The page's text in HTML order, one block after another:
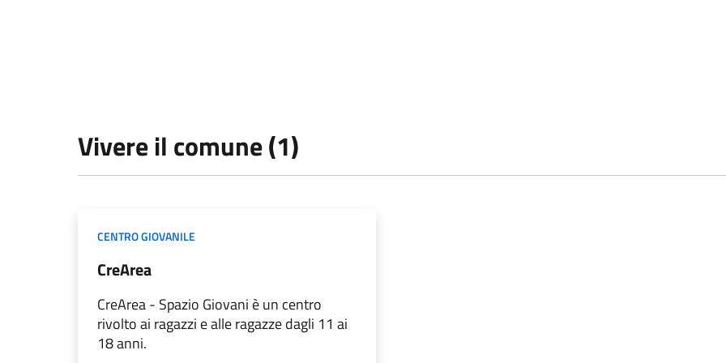
Vivere il comune (1)
CENTRO GIOVANILE
CreArea
CreArea - Spazio Giovani è un centro
rivolto ai ragazzi e alle ragazze dagli 11 ai
18 anni.